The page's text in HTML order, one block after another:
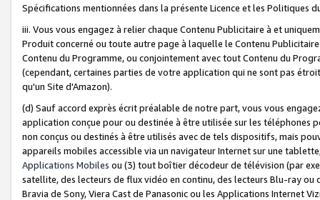
Spécifications mentionnées dans la présente Licence et les Politiques
iii. Vous vous engagez à relier chaque Contenu Publicitaire à et
Produit concerné ou toute autre page à laquelle le Contenu
Contenu du Programme, ou conjointement avec tout Contenu du
(cependant, certaines parties de votre application qui ne sont pas
qu'un Site d'Amazon).
(d) Sauf accord exprès écrit préalable de notre part, vous vous
application conçue pour ou destinée à être utilisée sur les téléphones
non conçus ou destinés à être utilisés avec de tels dispositifs, mais
appareils mobiles accessible via un navigateur Internet sur une
Applications Mobiles ou (3) tout boîtier décodeur de télévision (par
satellite, des lecteurs de flux vidéo en continu, des lecteurs Blu-ray
Bravia de Sony, Viera Cast de Panasonic ou les Applications Internet